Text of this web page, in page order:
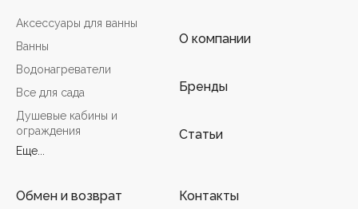
Аксессуары для ванны
Ванны
Водонагреватели
Все для сада
Душевые кабины и
ограждения
Еще...
О компании
Бренды
Статьи
Обмен и возврат
Контакты